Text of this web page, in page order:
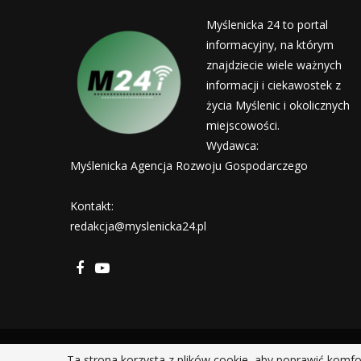
Myślenicka 24 to portal
informacyjny, na którym
znajdziecie wiele ważnych
informacji i ciekawostek z
życia Myślenic i okolicznych
miejscowości.
Wydawca:
Myślenicka Agencja Rozwoju Gospodarczego
Kontakt:
redakcja@myslenicka24.pl